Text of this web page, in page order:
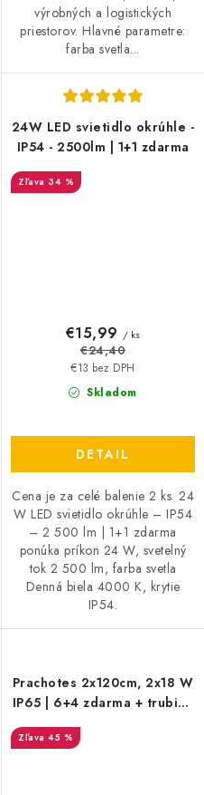
výrobných a logistických
priestorov. Hlavné parametre:
farba svetla...
24W LED svietidlo okrúhle -
IP54 - 2500lm | 1+1 zdarma
34 %
Skladom
€13 bez DPH
€15,99 / ks
€24,40
DETAIL
Cena je za celé balenie 2 ks. 24
W LED svietidlo okrúhle – IP54
– 2 500 lm | 1+1 zdarma
ponúka príkon 24 W, svetelný
tok 2 500 lm, farba svetla
Denná biela 4000 K, krytie
IP54.
Prachotes 2x120cm, 2x18 W
IP65 | 6+4 zdarma + trubice
45 %